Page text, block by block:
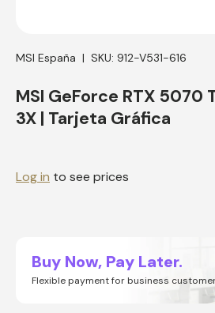
MSI España | SKU: 912-V531-616
MSI GeForce RTX 5070
3X | Tarjeta Gráfica
Log in to see prices
Buy Now, Pay Later.
Flexible payment for business